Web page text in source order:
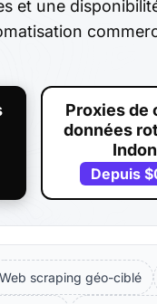
et une
Proxies de
données
Depuis
Web scraping géo-ciblé